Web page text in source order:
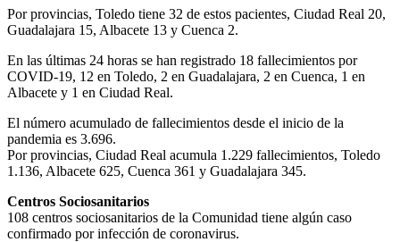
Por provincias, Toledo tiene 32 de estos pacientes, Ciudad Real 20,
Guadalajara 15, Albacete 13 y Cuenca 2.
En las últimas 24 horas se han registrado 18 fallecimientos por
COVID-19, 12 en Toledo, 2 en Guadalajara, 2 en Cuenca, 1 en
Albacete y 1 en Ciudad Real.
El número acumulado de fallecimientos desde el inicio de la
pandemia es 3.696.
Por provincias, Ciudad Real acumula 1.229 fallecimientos, Toledo
1.136, Albacete 625, Cuenca 361 y Guadalajara 345.
Centros Sociosanitarios
108 centros sociosanitarios de la Comunidad tiene algún caso
confirmado por infección de coronavirus.